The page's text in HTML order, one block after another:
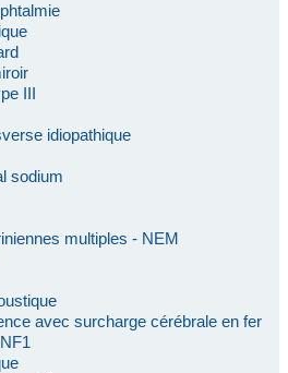
III
idiopathique
sodium
multiples - NEM
avec surcharge cérébrale en fer